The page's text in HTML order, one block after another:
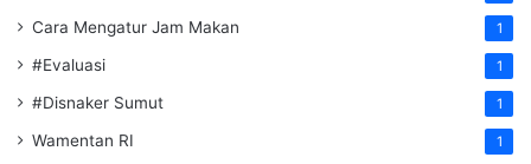
Cara Mengatur Jam Makan 1
#Evaluasi 1
#Disnaker Sumut 1
Wamentan RI 1